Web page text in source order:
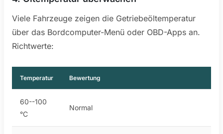
Viele Fahrzeuge zeigen die Getriebeöltemperatur
über das Bordcomputer-Menü oder OBD-Apps an.
Richtwerte:
Temperatur Bewertung
60--100
°C
Normal